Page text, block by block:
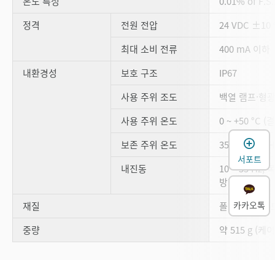
정격
전원 전압
24 VDC ±10
최대 소비 전류
400 mA 이하
내환경성
보호 구조
IP67
사용 주위 조도
백열 램프·형
사용 주위 온도
0 ~ +50 °C (
보존 주위 온도
35 ~ 85 %
내진동
10 ~ 55 Hz,
방향 2 시간
재질
폴리카보네이
중량
약 515 g (케
서포트
카카오톡